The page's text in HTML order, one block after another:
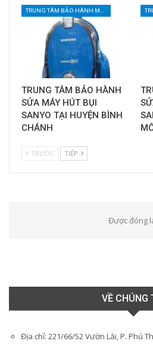
TRUNG TÂM BẢO HÀNH
SỬA MÁY HÚT BỤI
SANYO TẠI HUYỆN BÌNH
CHÁNH
TRƯỚC TIẾP
Được đóng
VỀ CHÚNG
Địa chỉ: 221/66/52 Vườn Lài, P. Phú